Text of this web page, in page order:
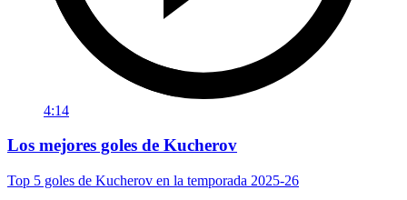
4:14
Los mejores goles de Kucherov
Top 5 goles de Kucherov en la temporada 2025-26